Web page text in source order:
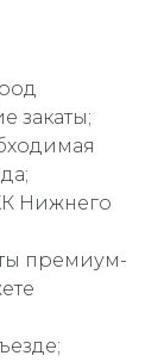
закаты;
Нижнего
премиум-